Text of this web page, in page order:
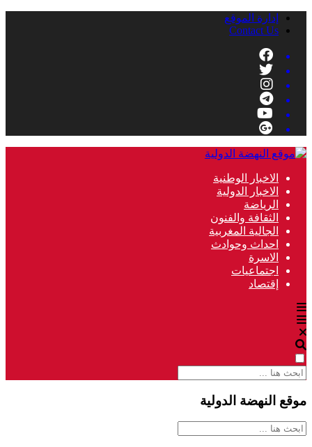
إدارة الموقع
Contact Us
الاخبار الوطنية
الاخبار الدولية
الرياضة
الثقافة والفنون
الجالية المغربية
احداث وحوادث
الاسرة
اجتماعيات
إقتصاد
موقع النهضة الدولية